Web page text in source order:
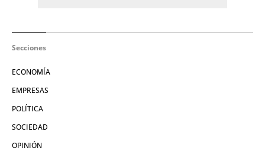
Secciones
ECONOMÍA
EMPRESAS
POLÍTICA
SOCIEDAD
OPINIÓN